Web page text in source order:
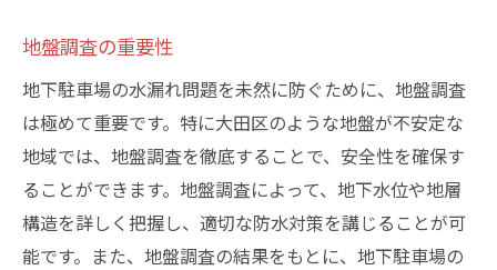
地盤調査の重要性
地下駐車場の水漏れ問題を未然に防ぐために、地盤調査
は極めて重要です。特に大田区のような地盤が不安定な
地域では、地盤調査を徹底することで、安全性を確保す
ることができます。地盤調査によって、地下水位や地層
構造を詳しく把握し、適切な防水対策を講じることが可
能です。また、地盤調査の結果をもとに、地下駐車場の